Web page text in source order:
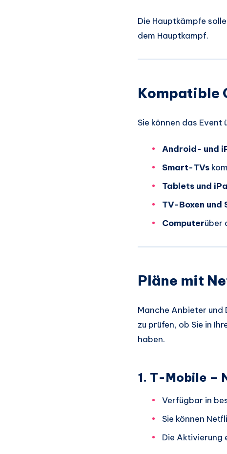
Die Hauptkämpfe
dem Hauptkampf.
Kompatible
Sie können das
Android- und
Smart-TVs
Tablets und
TV-Boxen
Computerüber
Pläne mit
Manche Anbieter und
zu prüfen, ob Sie in
haben.
1. T-Mobile –
Verfügbar in
Sie können
Die Aktivierung